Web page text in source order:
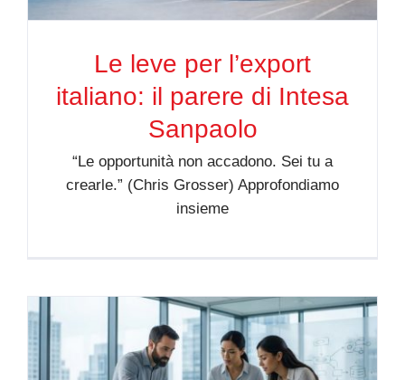
Le leve per l’export
italiano: il parere di Intesa
Sanpaolo
“Le opportunità non accadono. Sei tu a
crearle.” (Chris Grosser) Approfondiamo
insieme